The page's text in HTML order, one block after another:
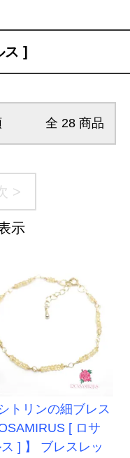
ス ]
全 28 商品
>
示
トリンの細ブレス
[ ロサ
ス ] 】 ブレスレッ